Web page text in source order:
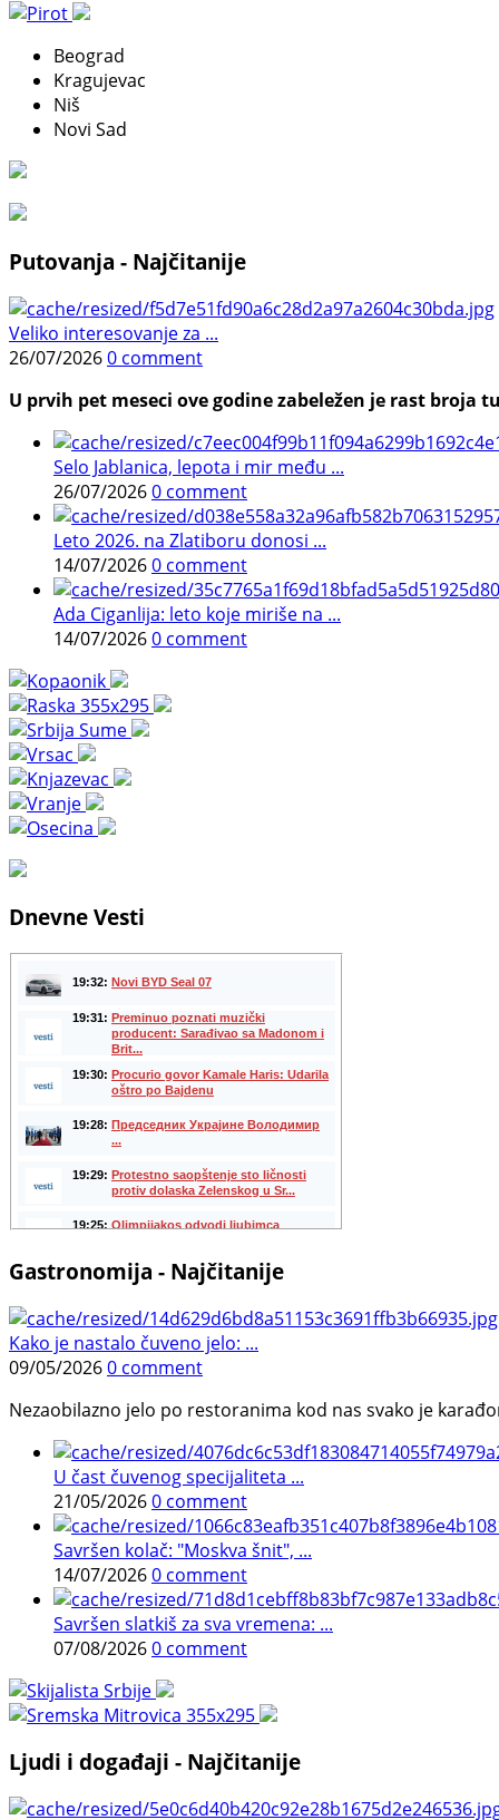
Beograd
Kragujevac
Niš
Novi Sad
Putovanja - Najčitanije
Veliko interesovanje za ...
26/07/20260 comment
U prvih pet meseci ove godine zabeležen je rast
Selo Jablanica, lepota i mir među ...
26/07/20260 comment
Leto 2026. na Zlatiboru donosi ...
14/07/20260 comment
Ada Ciganlija: leto koje miriše na ...
14/07/20260 comment
Dnevne Vesti
Gastronomija - Najčitanije
Kako je nastalo čuveno jelo: ...
09/05/20260 comment
Nezaobilazno jelo po restoranima kod nas svako je
U čast čuvenog specijaliteta ...
21/05/20260 comment
Savršen kolač: "Moskva šnit", ...
14/07/20260 comment
Savršen slatkiš za sva vremena: ...
07/08/20260 comment
Ljudi i događaji - Najčitanije